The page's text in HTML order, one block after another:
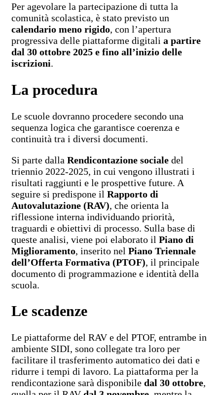
Per agevolare la partecipazione di tutta la
comunità scolastica, è stato previsto un
calendario meno rigido, con l’apertura
progressiva delle piattaforme digitali a partire
dal 30 ottobre 2025 e fino all’inizio delle
iscrizioni.
La procedura
Le scuole dovranno procedere secondo una
sequenza logica che garantisce coerenza e
continuità tra i diversi documenti.
Si parte dalla Rendicontazione sociale del
triennio 2022-2025, in cui vengono illustrati i
risultati raggiunti e le prospettive future. A
seguire si predispone il Rapporto di
Autovalutazione (RAV), che orienta la
riflessione interna individuando priorità,
traguardi e obiettivi di processo. Sulla base di
queste analisi, viene poi elaborato il Piano di
Miglioramento, inserito nel Piano Triennale
dell’Offerta Formativa (PTOF), il principale
documento di programmazione e identità della
scuola.
Le scadenze
Le piattaforme del RAV e del PTOF, entrambe in
ambiente SIDI, sono collegate tra loro per
facilitare il trasferimento automatico dei dati e
ridurre i tempi di lavoro. La piattaforma per la
rendicontazione sarà disponibile dal 30 ottobre,